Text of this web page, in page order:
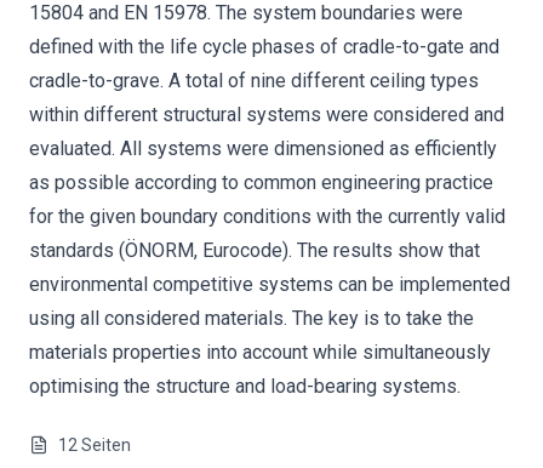
15804 and EN 15978. The system boundaries were
defined with the life cycle phases of cradle-to-gate and
cradle-to-grave. A total of nine different ceiling types
within different structural systems were considered and
evaluated. All systems were dimensioned as efficiently
as possible according to common engineering practice
for the given boundary conditions with the currently valid
standards (ÖNORM, Eurocode). The results show that
environmental competitive systems can be implemented
using all considered materials. The key is to take the
materials properties into account while simultaneously
optimising the structure and load-bearing systems.
12 Seiten